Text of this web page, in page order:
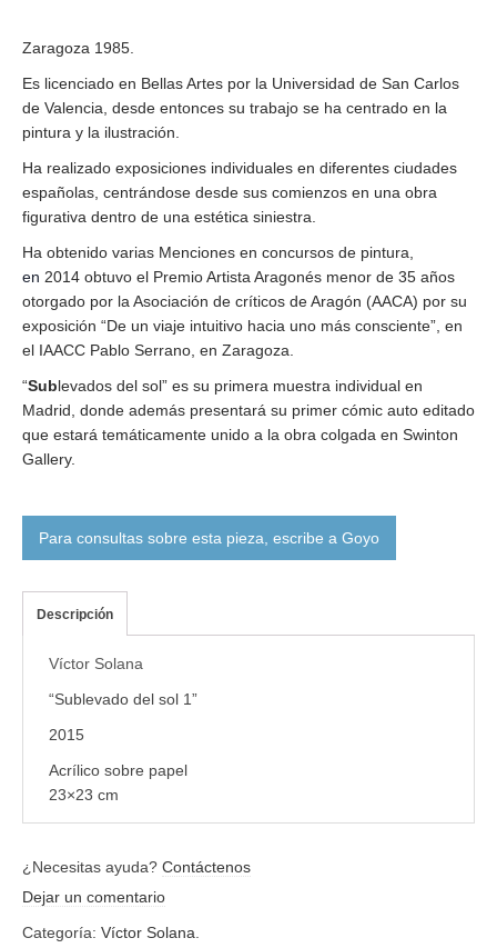
Zaragoza 1985.
Es licenciado en Bellas Artes por la Universidad de San Carlos
de Valencia, desde entonces su trabajo se ha centrado en la
pintura y la ilustración.
Ha realizado exposiciones individuales en diferentes ciudades
españolas, centrándose desde sus comienzos en una obra
figurativa dentro de una estética siniestra.
Ha obtenido varias Menciones en concursos de pintura,
en 2014 obtuvo el Premio Artista Aragonés menor de 35 años
otorgado por la Asociación de críticos de Aragón (AACA) por su
exposición “De un viaje intuitivo hacia uno más consciente”, en
el IAACC Pablo Serrano, en Zaragoza.
“Sublevados del sol” es su primera muestra individual en
Madrid, donde además presentará su primer cómic auto editado
que estará temáticamente unido a la obra colgada en Swinton
Gallery.
Para consultas sobre esta pieza, escribe a Goyo
Descripción
Víctor Solana
“Sublevado del sol 1”
2015
Acrílico sobre papel
23×23 cm
¿Necesitas ayuda? Contáctenos
Dejar un comentario
Categoría: Víctor Solana